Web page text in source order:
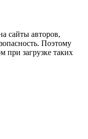
сайты авторов,
Поэтому
при загрузке таких